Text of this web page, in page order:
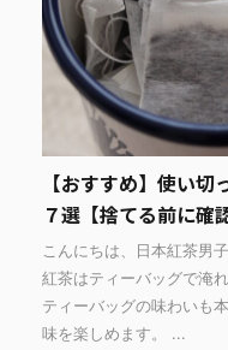
【おすすめ】使い
７選【捨てる前に確
こんにちは、日本紅茶男
紅茶はティーバッグで淹
ティーバッグの味わいも
味を楽しめます。 ...